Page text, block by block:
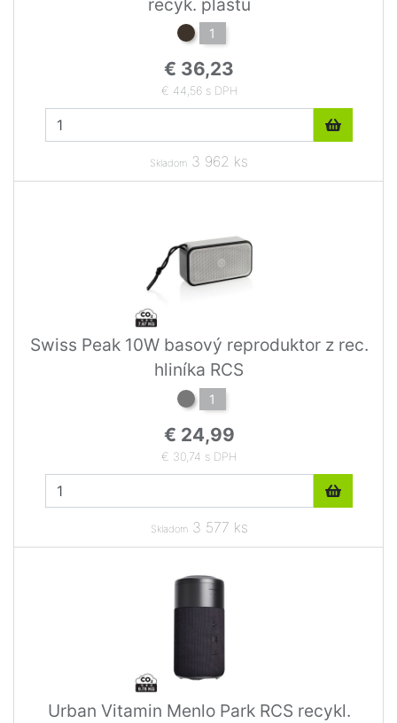
recyk. plastu
1
€ 36,23
€ 44,56 s DPH
Skladom 3 962 ks
Swiss Peak 10W basový reproduktor z rec.
hliníka RCS
1
€ 24,99
€ 30,74 s DPH
Skladom3 577 ks
Urban Vitamin Menlo Park RCS recykl.